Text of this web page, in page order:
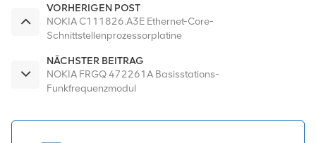
VORHERIGEN POST
NOKIA C111826.A3E Ethernet-Core-
Schnittstellenprozessorplatine
NÄCHSTER BEITRAG
NOKIA FRGQ 472261A Basisstations-
Funkfrequenzmodul